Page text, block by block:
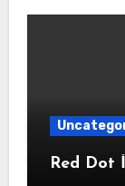
Red Dot